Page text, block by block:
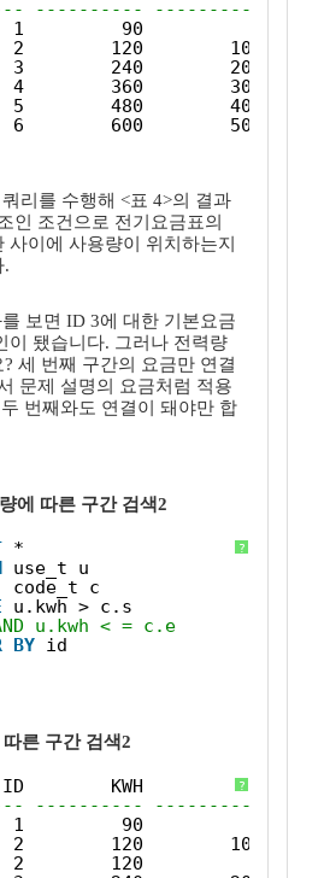
---------- ----------
1         90          0
2        120        100
3        240        200
4        360        300
5        480        400
6        600        500
리를 수행해 <표 4>의 결과
인 조건으로 전기요금표의
사이에 사용량이 위치하는지
.
보면 ID 3에 대한 기본요금
이 됐습니다. 그러나 전력량
세 번째 구간의 요금만 연결
문제 설명의 요금처럼 적용
번째와도 연결이 돼야만 합
에 따른 구간 검색2
?
*
use_t u
code_t c
u.kwh > c.s
u.kwh < = c.e
BY id
른 구간 검색2
?
ID        KWH          S
---------- ----------
1         90          0
2        120        100
2        120          0